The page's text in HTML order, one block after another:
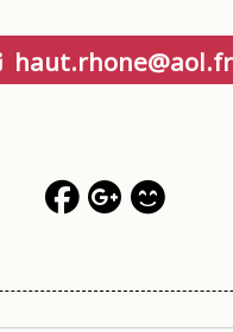
haut.rhone@aol.fr